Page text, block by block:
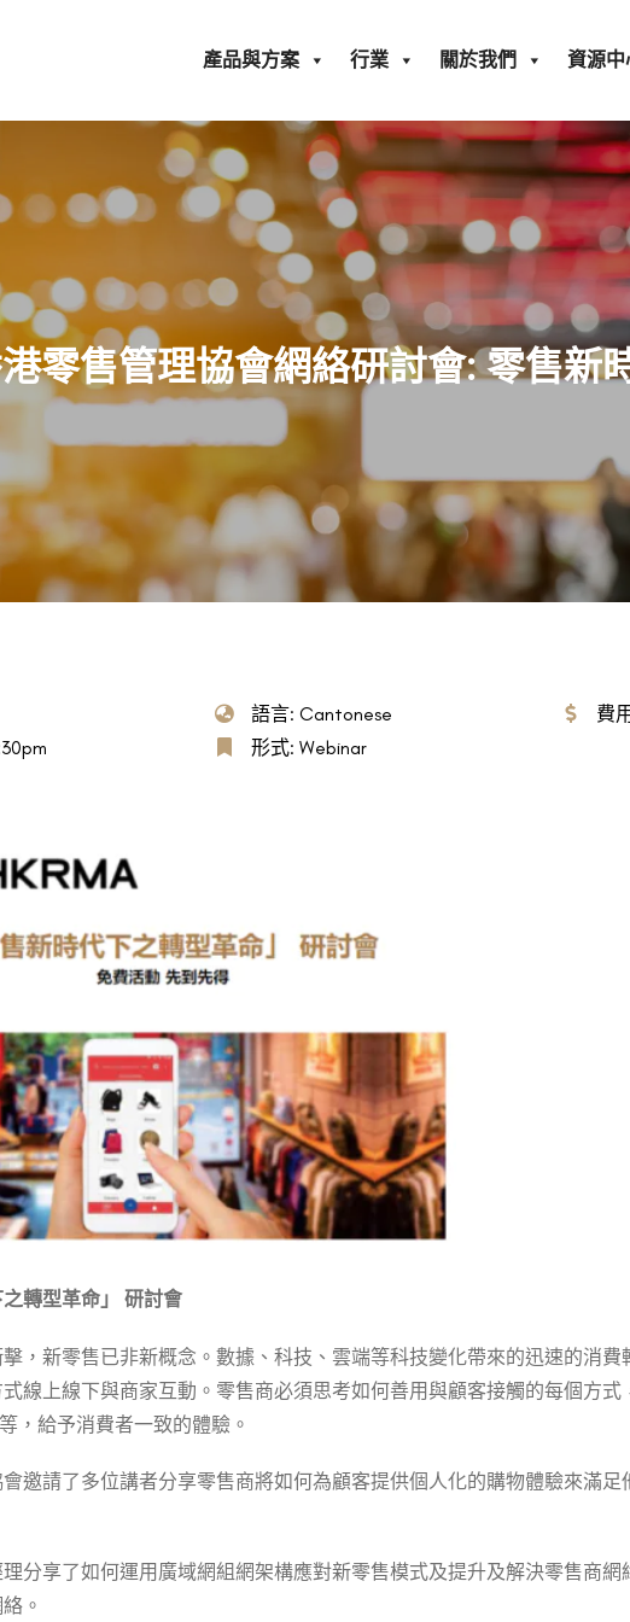
產品與方案 行業 關於我們 資源中
零售管理協會網絡研討會: 零售新
語言: Cantonese
形式: Webinar
費
之轉型革命」 研討會
，新零售已非新概念。數據、科技、雲端等科技變化帶來的迅速的消
線上線下與商家互動。零售商必須思考如何善用與顧客接觸的每個方
，給予消費者一致的體驗。
邀請了多位講者分享零售商將如何為顧客提供個人化的購物體驗來滿
分享了如何運用廣域網組網架構應對新零售模式及提升及解決零售商
。